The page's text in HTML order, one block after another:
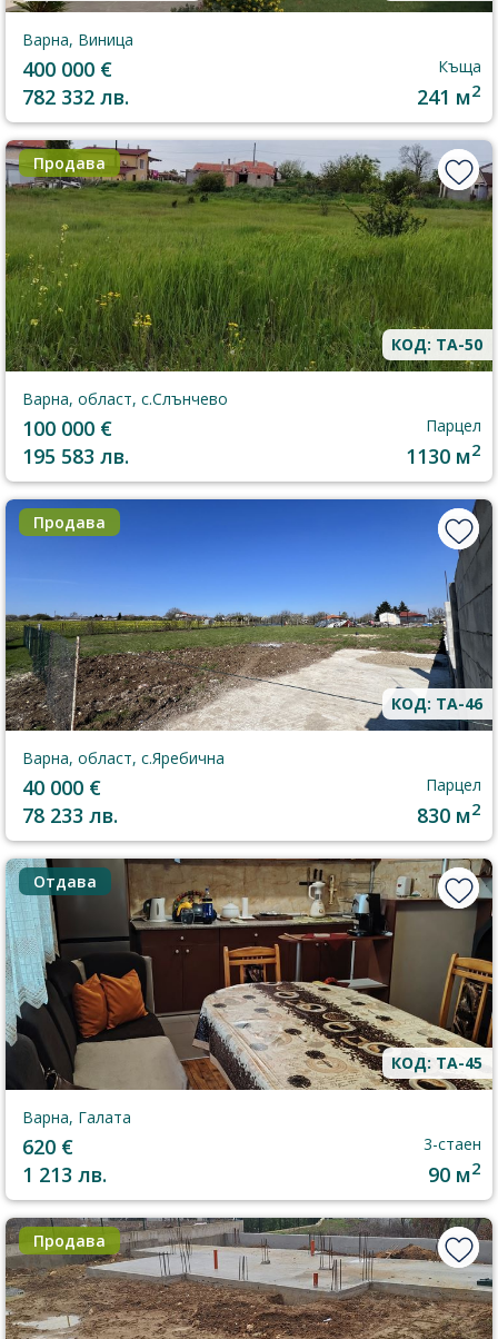
Варна, Виница
400 000 €
782 332 лв.
Къща
241 м2
Продава
КОД: TA-50
Варна, област, с.Слънчево
100 000 €
195 583 лв.
Парцел
1130 м2
Продава
КОД: TA-46
Варна, област, с.Яребична
40 000 €
78 233 лв.
Парцел
830 м2
Отдава
КОД: TA-45
Варна, Галата
620 €
1 213 лв.
3-стаен
90 м2
Продава